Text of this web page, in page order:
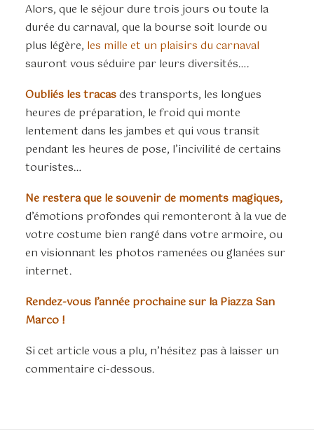
Alors, que le séjour dure trois jours ou toute la
durée du carnaval, que la bourse soit lourde ou
plus légère, les mille et un plaisirs du carnaval
sauront vous séduire par leurs diversités….
Oubliés les tracasdes transports, les longues
heures de préparation, le froid qui monte
lentement dans les jambes et qui vous transit
pendant les heures de pose, l’incivilité de certains
touristes…
Ne restera que le souvenir de moments magiques,
d’émotions profondes qui remonteront à la vue de
votre costume bien rangé dans votre armoire, ou
en visionnant les photos ramenées ou glanées sur
internet.
Rendez-vous l’année prochaine sur la Piazza San
Marco !
Si cet article vous a plu, n’hésitez pas à laisser un
commentaire ci-dessous.